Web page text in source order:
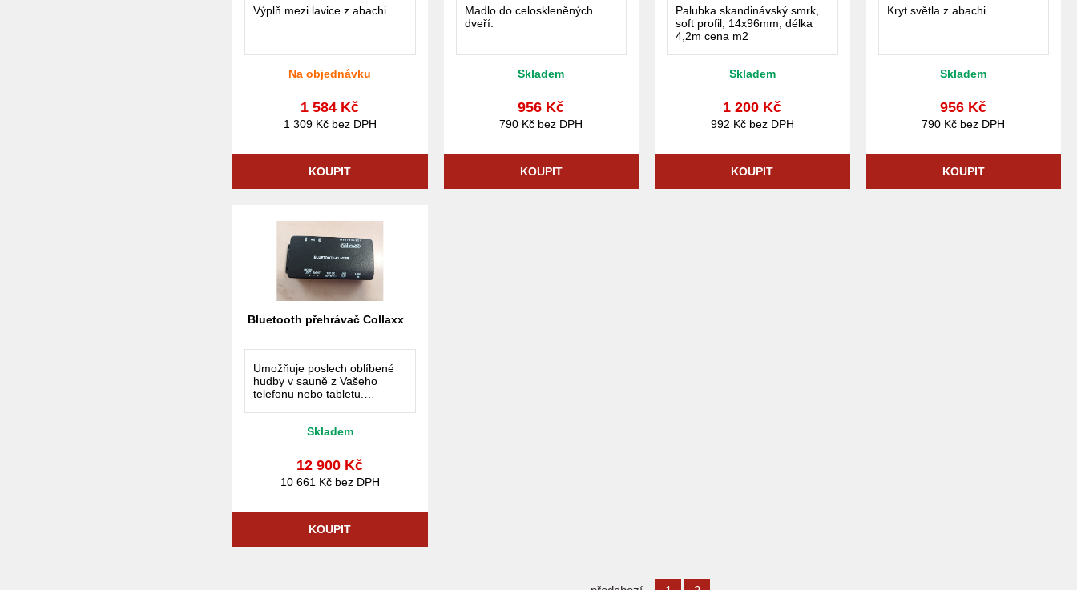
Výplň mezi lavice z abachi
Na objednávku
1 584 Kč
1 309 Kč bez DPH
KOUPIT
Madlo do celoskleněných
dveří.
Skladem
956 Kč
790 Kč bez DPH
KOUPIT
Palubka skandinávský smrk,
soft profil, 14x96mm, délka
4,2m cena m2
Skladem
1 200 Kč
992 Kč bez DPH
KOUPIT
Kryt světla z abachi.
Skladem
956 Kč
790 Kč bez DPH
KOUPIT
Bluetooth přehrávač Collaxx
Umožňuje poslech oblíbené
hudby v sauně z Vašeho
telefonu nebo tabletu.
Neobsahuje reproduktory.
Skladem
12 900 Kč
10 661 Kč bez DPH
KOUPIT